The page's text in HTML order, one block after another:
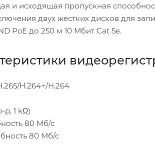
и исходящая пропускная
двух жестких дисков для
PoE до 250 м 10 Мбит Cat 5e.
H.264+/H.264
p, 1 kΩ)
80 Мб/с
80 Мб/с